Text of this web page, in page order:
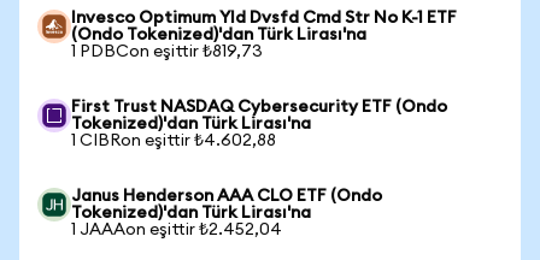
Invesco Optimum Yld Dvsfd Cmd Str No K-1 ETF
(Ondo Tokenized)'dan Türk Lirası'na
1 PDBCon eşittir ₺819,73
First Trust NASDAQ Cybersecurity ETF (Ondo
Tokenized)'dan Türk Lirası'na
1 CIBRon eşittir ₺4.602,88
Janus Henderson AAA CLO ETF (Ondo
Tokenized)'dan Türk Lirası'na
1 JAAAon eşittir ₺2.452,04